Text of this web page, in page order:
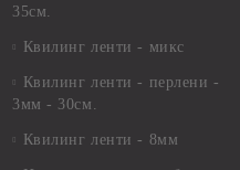
35см.
Квилинг ленти - микс
Квилинг ленти - перлени -
3мм - 30см.
Квилинг ленти - 8мм